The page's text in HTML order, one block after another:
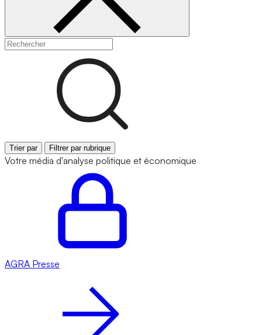
Trier par Filtrer par rubrique
Votre média d'analyse politique et économique
AGRA Presse